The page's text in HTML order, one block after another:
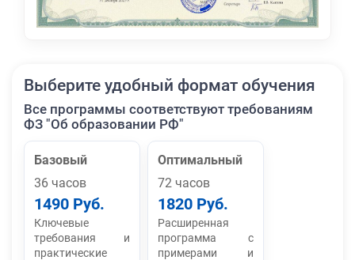
Выберите удобный формат обучения
Все программы соответствуют требованиям
ФЗ "Об образовании РФ"
Базовый
36 часов
1490 Руб.
Ключевые
требования и
практические
Оптимальный
72 часов
1820 Руб.
Расширенная
программа с
примерами и